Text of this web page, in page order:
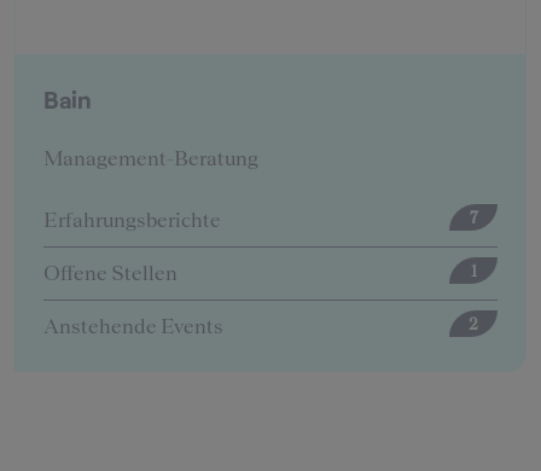
BearingPoint
Management-Beratung
Erfahrungsberichte 12
Offene Stellen 5